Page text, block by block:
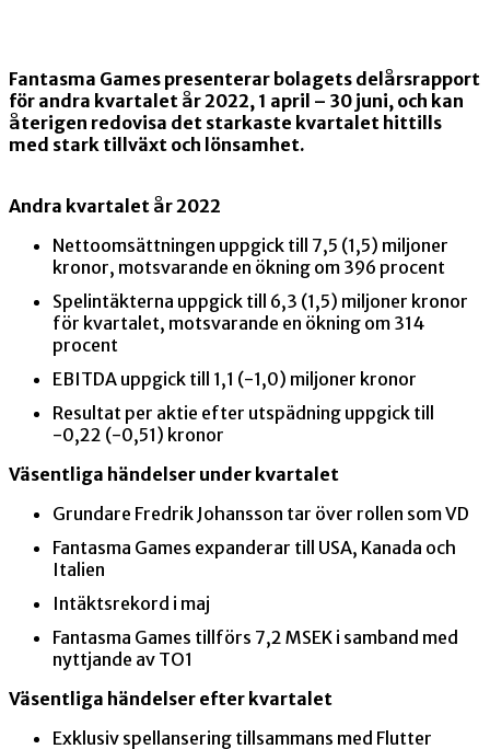
Fantasma Games presenterar bolagets delårsrapport
för andra kvartalet år 2022, 1 april – 30 juni, och kan
återigen redovisa det starkaste kvartalet hittills
med stark tillväxt och lönsamhet.
Andra kvartalet år 2022
Nettoomsättningen uppgick till 7,5 (1,5) miljoner
kronor, motsvarande en ökning om 396 procent
Spelintäkterna uppgick till 6,3 (1,5) miljoner kronor
för kvartalet, motsvarande en ökning om 314
procent
EBITDA uppgick till 1,1 (-1,0) miljoner kronor
Resultat per aktie efter utspädning uppgick till
-0,22 (-0,51) kronor
Väsentliga händelser under kvartalet
Grundare Fredrik Johansson tar över rollen som VD
Fantasma Games expanderar till USA, Kanada och
Italien
Intäktsrekord i maj
Fantasma Games tillförs 7,2 MSEK i samband med
nyttjande av TO1
Väsentliga händelser efter kvartalet
Exklusiv spellansering tillsammans med Flutter